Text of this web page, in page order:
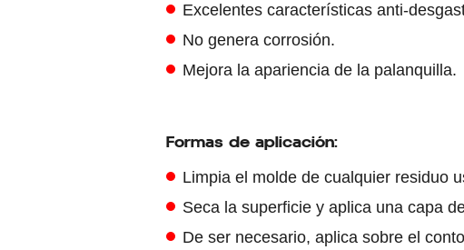
Excelentes características anti-
No genera corrosión.
Mejora la apariencia de la palanquilla.
Formas de aplicación:
Limpia el molde de cualquier residuo
Seca la superficie y aplica una capa
De ser necesario, aplica sobre el